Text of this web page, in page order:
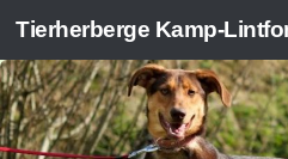
Zum Inhalt springen